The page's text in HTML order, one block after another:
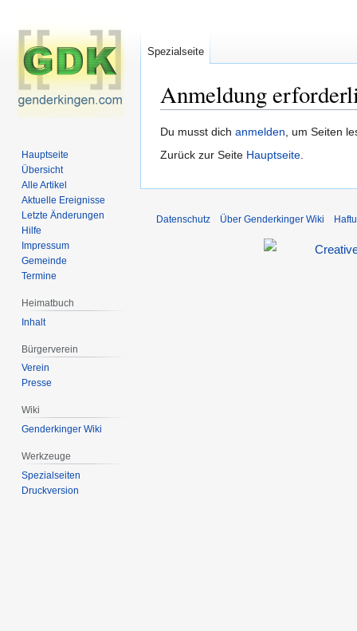
Anmeldung
Zur
Navigation
Zur
Suche
Du musst dich anmelden, um Seiten
Zurück zur Seite Hauptseite.
Spezialseite
Hauptseite
Übersicht
Alle Artikel
Aktuelle Ereignisse
Letzte Änderungen
Hilfe
Impressum
Gemeinde
Termine
Heimatbuch
Inhalt
Bürgerverein
Verein
Presse
Wiki
Genderkinger Wiki
Werkzeuge
Spezialseiten
Druckversion
Datenschutz Über Genderkinger Wiki